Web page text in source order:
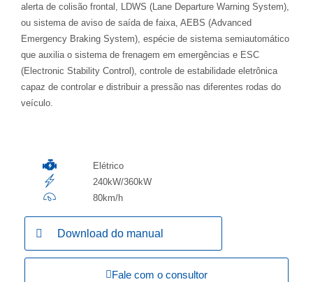
alerta de colisão frontal, LDWS (Lane Departure Warning System),
ou sistema de aviso de saída de faixa, AEBS (Advanced
Emergency Braking System), espécie de sistema semiautomático
que auxilia o sistema de frenagem em emergências e ESC
(Electronic Stability Control), controle de estabilidade eletrônica
capaz de controlar e distribuir a pressão nas diferentes rodas do
veículo.
Elétrico
240kW/360kW
80km/h
Download do manual
Fale com o consultor